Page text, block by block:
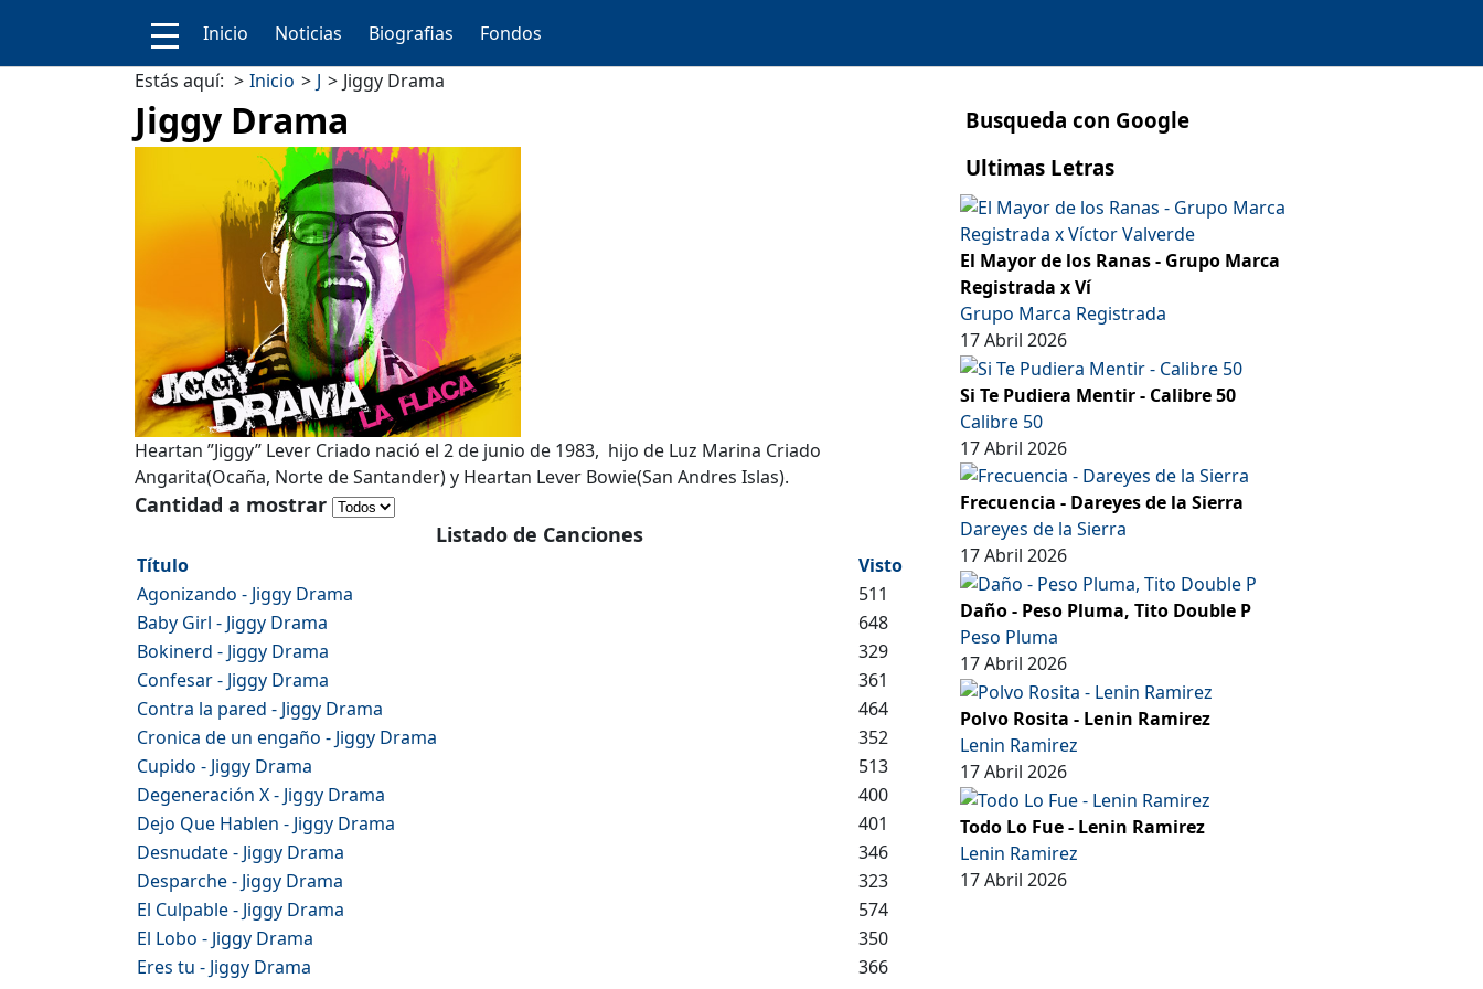
Inicio Noticias Biografias
Fondos
Estás aquí:
Inicio J Jiggy Drama
Jiggy Drama
Heartan ”Jiggy” Lever Criado nació el 2 de junio de 1983, hijo de Luz Marina Criado
Angarita(Ocaña, Norte de Santander) y Heartan Lever Bowie(San Andres Islas).
Cantidad a mostrar
Listado de Canciones
Título
Visto
Agonizando - Jiggy Drama
511
Baby Girl - Jiggy Drama
648
Bokinerd - Jiggy Drama
329
Confesar - Jiggy Drama
361
Contra la pared - Jiggy Drama
464
Cronica de un engaño - Jiggy Drama
352
Cupido - Jiggy Drama
513
Degeneración X - Jiggy Drama
400
Dejo Que Hablen - Jiggy Drama
401
Desnudate - Jiggy Drama
346
Desparche - Jiggy Drama
323
El Culpable - Jiggy Drama
574
El Lobo - Jiggy Drama
350
Eres tu - Jiggy Drama
366
Busqueda con Google
Ultimas Letras
El Mayor de los Ranas - Grupo Marca
Registrada x Ví
Grupo Marca Registrada
17 Abril 2026
Si Te Pudiera Mentir - Calibre 50
Calibre 50
17 Abril 2026
Frecuencia - Dareyes de la Sierra
Dareyes de la Sierra
17 Abril 2026
Daño - Peso Pluma, Tito Double P
Peso Pluma
17 Abril 2026
Polvo Rosita - Lenin Ramirez
Lenin Ramirez
17 Abril 2026
Todo Lo Fue - Lenin Ramirez
Lenin Ramirez
17 Abril 2026